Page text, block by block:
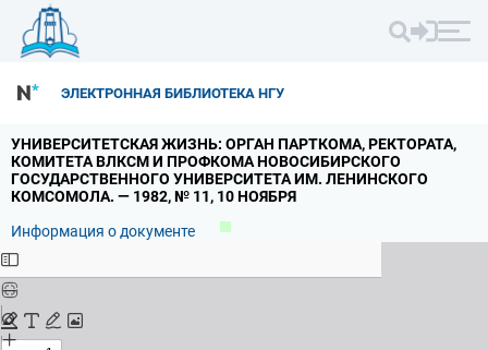
ЭЛЕКТРОННАЯ БИБЛИОТЕКА НГУ
УНИВЕРСИТЕТСКАЯ ЖИЗНЬ: ОРГАН ПАРТКОМА,РЕКТОРАТА,
КОМИТЕТА ВЛКСМ И ПРОФКОМА НОВОСИБИРСКОГО
ГОСУДАРСТВЕННОГО УНИВЕРСИТЕТА ИМ. ЛЕНИНСКОГО
КОМСОМОЛА. — 1982,№ 11, 10 НОЯБРЯ
Информация о документе